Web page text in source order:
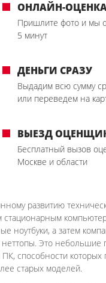
ОНЛАЙН-
Пришлите фото и мы
5 минут
ДЕНЬГИ СРАЗУ
Выдадим всю сумму
или переведем на
ВЫЕЗД
Бесплатный вызов
Москве и области
развитию
стационарным
ноутбуки, а затем
Это небольшие
способности которых
старых моделей.